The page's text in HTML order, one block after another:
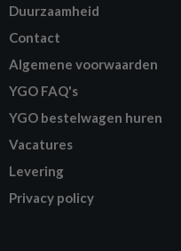
Duurzaamheid
Contact
Algemene voorwaarden
YGO FAQ's
YGO bestelwagen huren
Vacatures
Levering
Privacy policy